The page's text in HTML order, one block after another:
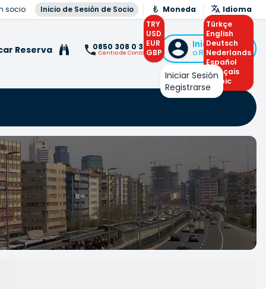
socio Inicio de Sesión de Socio
Moneda
TRY
USD
EUR
GBP
Idioma
Türkçe
English
Deutsch
Nederlands
Español
Français
Arabic
Reserva 0850 308 0 308
Centro de Contacto
Iniciar Sesión
o Registrarse
Iniciar Sesión
Registrarse